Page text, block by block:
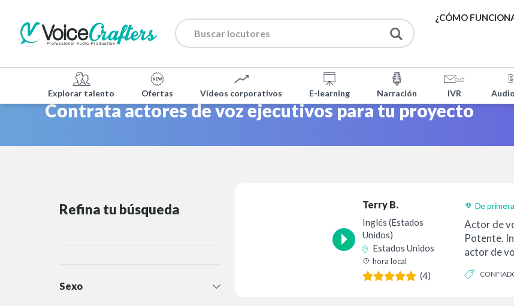
¿CÓMO
HERRAMIENTAS
CONTACTO
Explorar talento Ofertas Vídeos corporativos E-learning Narración IVR
Contrata actores de voz ejecutivos para tu proyecto
Refina tu búsqueda
Sexo
Terry B.
Inglés (Estados
Unidos)
Estados Unidos
hora local
(4)
De
Actor de
Potente.
actor de